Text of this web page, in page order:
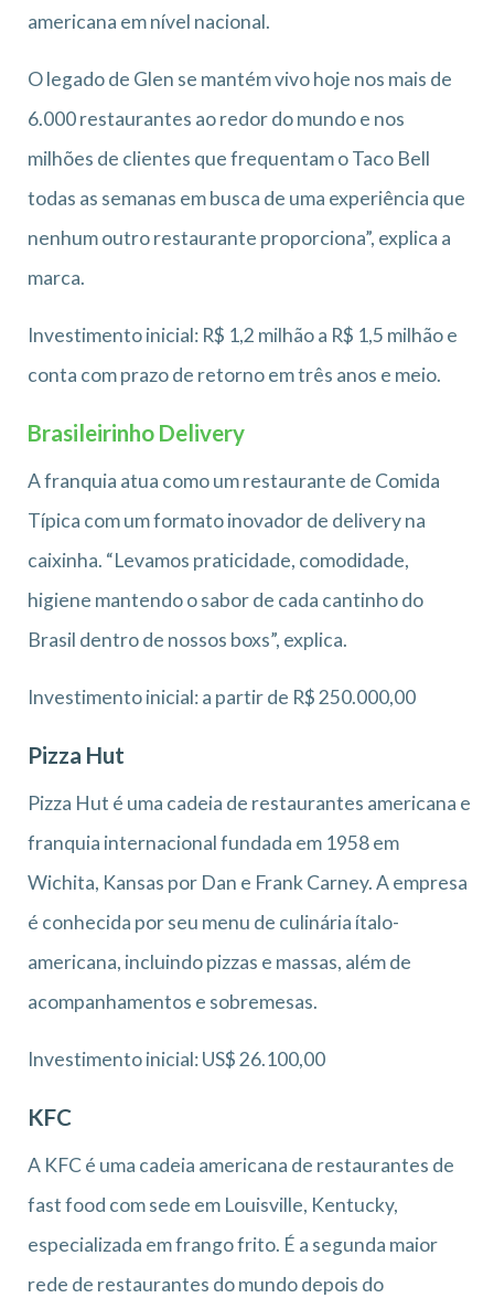
americana em nível nacional.
O legado de Glen se mantém vivo hoje nos mais de
6.000 restaurantes ao redor do mundo e nos
milhões de clientes que frequentam o Taco Bell
todas as semanas em busca de uma experiência que
nenhum outro restaurante proporciona”, explica a
marca.
Investimento inicial: R$ 1,2 milhão a R$ 1,5 milhão e
conta com prazo de retorno em três anos e meio.
Brasileirinho Delivery
A franquia atua como um restaurante de Comida
Típica com um formato inovador de delivery na
caixinha. “Levamos praticidade, comodidade,
higiene mantendo o sabor de cada cantinho do
Brasil dentro de nossos boxs”, explica.
Investimento inicial: a partir de R$ 250.000,00
Pizza Hut
Pizza Hut é uma cadeia de restaurantes americana e
franquia internacional fundada em 1958 em
Wichita, Kansas por Dan e Frank Carney. A empresa
é conhecida por seu menu de culinária ítalo-
americana, incluindo pizzas e massas, além de
acompanhamentos e sobremesas.
Investimento inicial: US$ 26.100,00
KFC
‎A KFC é uma cadeia americana de restaurantes de
fast food com sede em Louisville, Kentucky,
especializada em frango frito. É a segunda maior
rede de restaurantes do mundo depois do